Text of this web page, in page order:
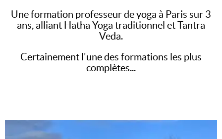
Une formation professeur de yoga à Paris sur 3
ans, alliant Hatha Yoga traditionnel et Tantra
Veda.
Certainement l'une des formations les plus
complètes...